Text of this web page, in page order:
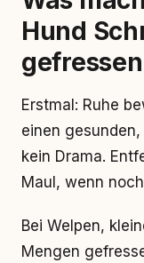
Hund
Erstmal: Ruhe
einen
kein Drama.
Maul, wenn
Bei Welpen,
Mengen